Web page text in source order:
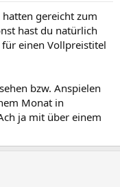
gereicht zum
hast du natürlich
einen Vollpreistitel
bzw. Anspielen
Monat in
ja mit über einem